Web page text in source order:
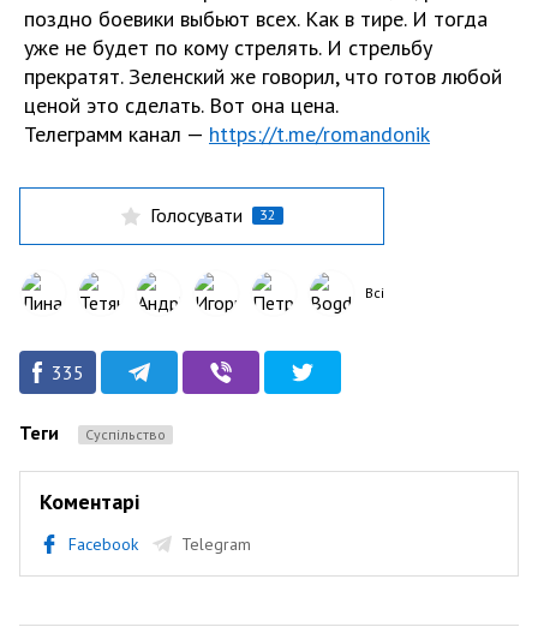
поздно боевики выбьют всех. Как в тире. И тогда
уже не будет по кому стрелять. И стрельбу
прекратят. Зеленский же говорил, что готов любой
ценой это сделать. Вот она цена.
Телеграмм канал — https://t.me/romandonik
Голосувати 32
Всі
335
Теги Суспільство
Коментарі
Facebook Telegram